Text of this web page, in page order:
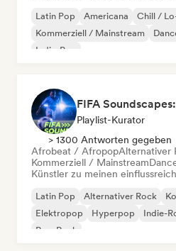
Latin Pop Americana
Chill /
Kommerziell / Mainstream
Indie-Pop
Playlist-Kurator
> 1300 Antworten gegeben
Afrobeat / AfropopAlternativer
Kommerziell / Mainstream
Künstler zu meinen
Latin Pop Alternativer Rock
Elektropop
Hyperpop Indie-
Pop-Rock